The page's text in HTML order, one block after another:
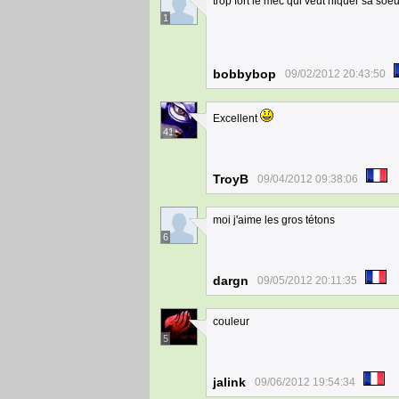
1
bobbybop 09/02/2012 20:43:50
41
Excellent
TroyB 09/04/2012 09:38:06
6
moi j'aime les gros tétons
dargn 09/05/2012 20:11:35
5
couleur
jalink 09/06/2012 19:54:34